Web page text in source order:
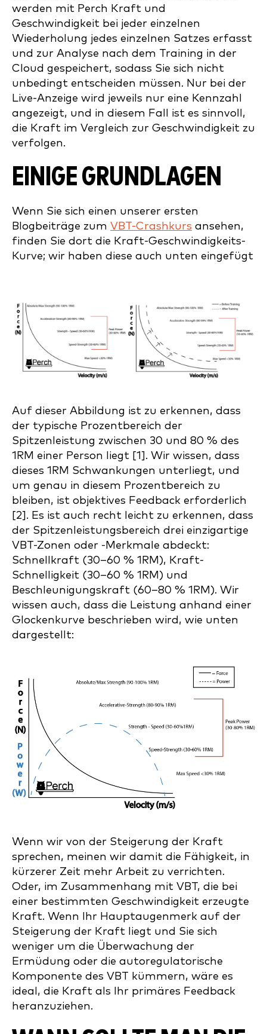
werden mit Perch Kraft und
Geschwindigkeit bei jeder einzelnen
Wiederholung jedes einzelnen Satzes erfasst
und zur Analyse nach dem Training in der
Cloud gespeichert, sodass Sie sich nicht
unbedingt entscheiden müssen. Nur bei der
Live-Anzeige wird jeweils nur eine Kennzahl
angezeigt, und in diesem Fall ist es sinnvoll,
die Kraft im Vergleich zur Geschwindigkeit zu
verfolgen.
EINIGE GRUNDLAGEN
Wenn Sie sich einen unserer ersten
Blogbeiträge zum VBT-Crashkurs ansehen,
finden Sie dort die Kraft-Geschwindigkeits-
Kurve; wir haben diese auch unten eingefügt
Auf dieser Abbildung ist zu erkennen, dass
der typische Prozentbereich der
Spitzenleistung zwischen 30 und 80 % des
1RM einer Person liegt [1]. Wir wissen, dass
dieses 1RM Schwankungen unterliegt, und
um genau in diesem Prozentbereich zu
bleiben, ist objektives Feedback erforderlich
[2]. Es ist auch recht leicht zu erkennen, dass
der Spitzenleistungsbereich drei einzigartige
VBT-Zonen oder -Merkmale abdeckt:
Schnellkraft (30–60 % 1RM), Kraft-
Schnelligkeit (30–60 % 1RM) und
Beschleunigungskraft (60–80 % 1RM). Wir
wissen auch, dass die Leistung anhand einer
Glockenkurve beschrieben wird, wie unten
dargestellt:
Wenn wir von der Steigerung der Kraft
sprechen, meinen wir damit die Fähigkeit, in
kürzerer Zeit mehr Arbeit zu verrichten.
Oder, im Zusammenhang mit VBT, die bei
einer bestimmten Geschwindigkeit erzeugte
Kraft. Wenn Ihr Hauptaugenmerk auf der
Steigerung der Kraft liegt und Sie sich
weniger um die Überwachung der
Ermüdung oder die autoregulatorische
Komponente des VBT kümmern, wäre es
ideal, die Kraft als Ihr primäres Feedback
heranzuziehen.